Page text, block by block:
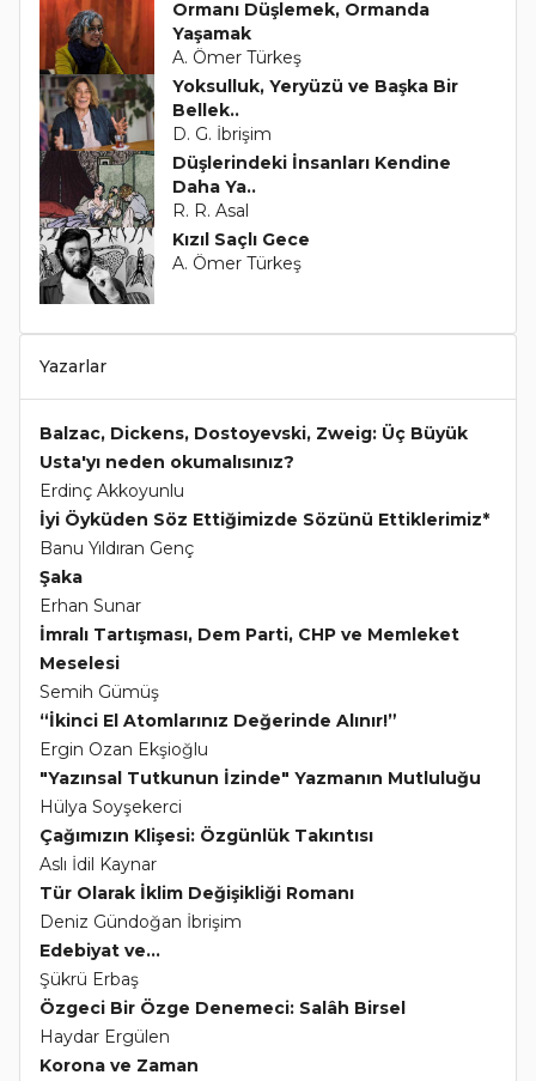
Ormanı Düşlemek, Ormanda
Yaşamak
A. Ömer Türkeş
Yoksulluk, Yeryüzü ve Başka Bir
Bellek..
D. G. İbrişim
Düşlerindeki İnsanları Kendine
Daha Ya..
R. R. Asal
Kızıl Saçlı Gece
A. Ömer Türkeş
Yazarlar
Balzac, Dickens, Dostoyevski, Zweig: Üç Büyük
Usta'yı neden okumalısınız?
Erdinç Akkoyunlu
İyi Öyküden Söz Ettiğimizde Sözünü Ettiklerimiz*
Banu Yıldıran Genç
Şaka
Erhan Sunar
İmralı Tartışması, Dem Parti, CHP ve Memleket
Meselesi
Semih Gümüş
“İkinci El Atomlarınız Değerinde Alınır!”
Ergin Ozan Ekşioğlu
"Yazınsal Tutkunun İzinde" Yazmanın Mutluluğu
Hülya Soyşekerci
Çağımızın Klişesi: Özgünlük Takıntısı
Aslı İdil Kaynar
Tür Olarak İklim Değişikliği Romanı
Deniz Gündoğan İbrişim
Edebiyat ve...
Şükrü Erbaş
Özgeci Bir Özge Denemeci: Salâh Birsel
Haydar Ergülen
Korona ve Zaman